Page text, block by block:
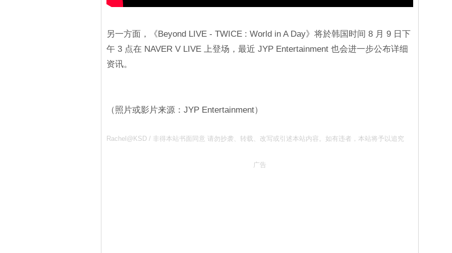
另一方面，《Beyond LIVE - TWICE : World in A Day》将於韩国时间 8 月 9 日下
午 3 点在 NAVER V LIVE 上登场，最近 JYP Entertainment 也会进一步公布详细
资讯。
（照片或影片来源：JYP Entertainment）
Rachel@KSD / 非得本站书面同意 请勿抄袭、转载、改写或引述本站内容。如有违者，本站将予以追究
广告